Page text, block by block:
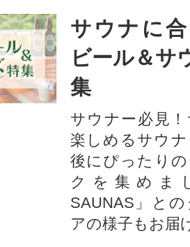
サウナに
ビール＆サ
集
サウナー必見
楽しめるサウ
後にぴったり
クを集めま
SAUNAS」と
アの様子もお届